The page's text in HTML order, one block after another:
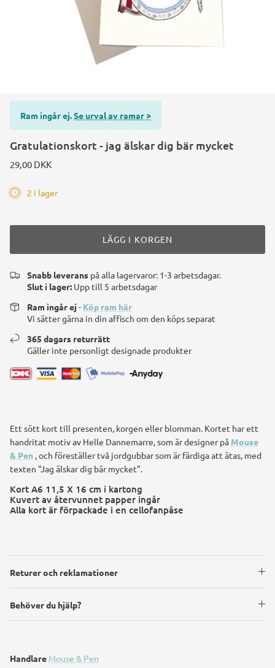
Ram ingår ej.Se urval av ramar >
Gratulationskort - jag älskar dig bär mycket
29,00 DKK
2 i lager
LÄGG I KORGEN
Snabb leverans på alla lagervaror: 1-3 arbetsdagar.
Slut i lager: Upp till 5 arbetsdagar
Ram ingår ej - Köp ram här
Vi sätter gärna in din affisch om den köps separat
365 dagars returrätt
Gäller inte personligt designade produkter
Ett sött kort till presenten, korgen eller blomman. Kortet har ett
handritat motiv av Helle Dannemarre, som är designer på Mouse
& Pen , och föreställer två jordgubbar som är färdiga att ätas, med
texten "Jag älskar dig bär mycket".
Kort A6 11,5 X 16 cm i kartong
Kuvert av återvunnet papper ingår
Alla kort är förpackade i en cellofanpåse
Returer och reklamationer
Behöver du hjälp?
Handlare Mouse & Pen